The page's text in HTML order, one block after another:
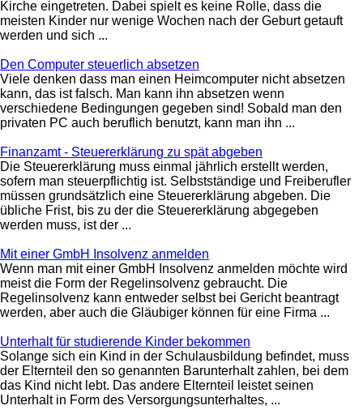
Kirche eingetreten. Dabei spielt es keine Rolle, dass die
meisten Kinder nur wenige Wochen nach der Geburt getauft
werden und sich ...
Den Computer steuerlich absetzen
Viele denken dass man einen Heimcomputer nicht absetzen
kann, das ist falsch. Man kann ihn absetzen wenn
verschiedene Bedingungen gegeben sind! Sobald man den
privaten PC auch beruflich benutzt, kann man ihn ...
Finanzamt - Steuererklärung zu spät abgeben
Die Steuererklärung muss einmal jährlich erstellt werden,
sofern man steuerpflichtig ist. Selbstständige und Freiberufler
müssen grundsätzlich eine Steuererklärung abgeben. Die
übliche Frist, bis zu der die Steuererklärung abgegeben
werden muss, ist der ...
Mit einer GmbH Insolvenz anmelden
Wenn man mit einer GmbH Insolvenz anmelden möchte wird
meist die Form der Regelinsolvenz gebraucht. Die
Regelinsolvenz kann entweder selbst bei Gericht beantragt
werden, aber auch die Gläubiger können für eine Firma ...
Unterhalt für studierende Kinder bekommen
Solange sich ein Kind in der Schulausbildung befindet, muss
der Elternteil den so genannten Barunterhalt zahlen, bei dem
das Kind nicht lebt. Das andere Elternteil leistet seinen
Unterhalt in Form des Versorgungsunterhaltes, ...